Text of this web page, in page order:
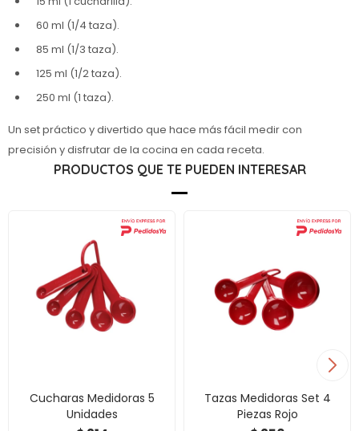
60 ml (1/4 taza).
85 ml (1/3 taza).
125 ml (1/2 taza).
250 ml (1 taza).
Un set práctico y divertido que hace más fácil medir con
precisión y disfrutar de la cocina en cada receta.
PRODUCTOS QUE TE PUEDEN INTERESAR
Cucharas Medidoras 5
Unidades
Tazas Medidoras Set 4
Piezas Rojo